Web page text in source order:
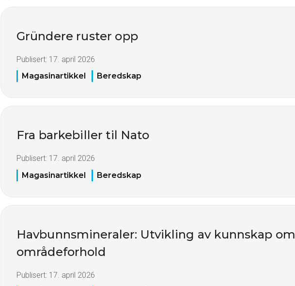
Gründere ruster opp
Publisert: 17. april 2026
Magasinartikkel
Beredskap
Fra barkebiller til Nato
Publisert: 17. april 2026
Magasinartikkel
Beredskap
Havbunnsmineraler: Utvikling av kunnskap om
områdeforhold
Publisert: 17. april 2026